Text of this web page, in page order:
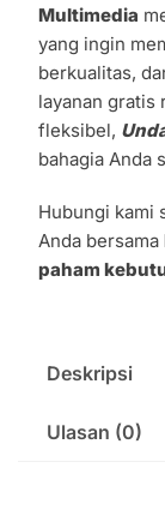
Multimedia
yang ingin
berkualitas,
layanan gratis
fleksibel,
bahagia Anda
Hubungi kami
Anda bersama
paham
Deskripsi
Ulasan (0)